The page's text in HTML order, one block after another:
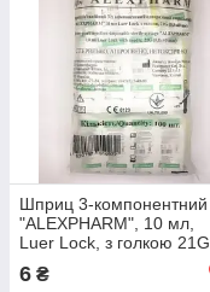
Шприц 3-компонентний
"ALEXPHARM", 10 мл,
Luer Lock, з голкою 21G
6 ₴